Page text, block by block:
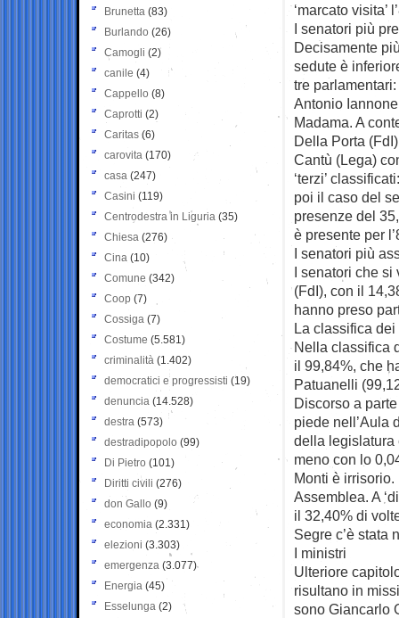
‘marcato visita’
I senatori più
Decisamente
sedute è
tre
Antonio
Madama. A
Della Porta
Cantù (Lega)
‘terzi’
poi il caso del
presenze del
è presente per
I senatori più
I senatori che
(FdI), con il
hanno preso
La classifica
Nella classifica
il 99,84%, che
Patuanelli
Discorso a
piede nell’Aula
della legislatura
meno con lo
Monti è
Assemblea. A
il 32,40% di
Segre c’è stata
I ministri
Ulteriore
risultano in
sono Giancarlo
Brunetta (83)
Burlando (26)
Camogli (2)
canile (4)
Cappello (8)
Caprotti (2)
Caritas (6)
carovita (170)
casa (247)
Casini (119)
Centrodestra in Liguria (35)
Chiesa (276)
Cina (10)
Comune (342)
Coop (7)
Cossiga (7)
Costume (5.581)
criminalità (1.402)
democratici e progressisti (19)
denuncia (14.528)
destra (573)
destradipopolo (99)
Di Pietro (101)
Diritti civili (276)
don Gallo (9)
economia (2.331)
elezioni (3.303)
emergenza (3.077)
Energia (45)
Esselunga (2)